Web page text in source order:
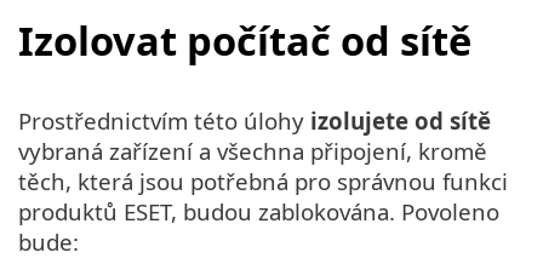
Izolovat počítač od sítě
Prostřednictvím této úlohy izolujete od sítě
vybraná zařízení a všechna připojení, kromě
těch, která jsou potřebná pro správnou funkci
produktů ESET, budou zablokována. Povoleno
bude: